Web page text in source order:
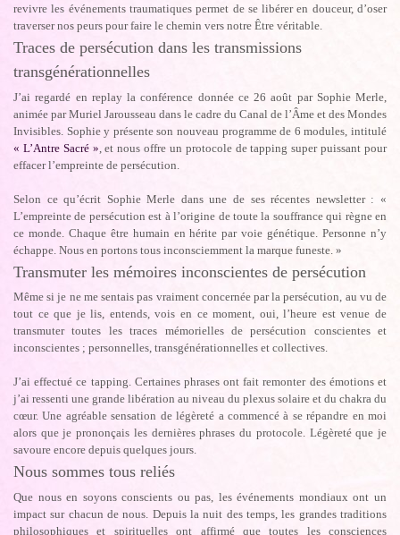
revivre les événements traumatiques permet de se libérer en douceur, d’oser
traverser nos peurs pour faire le chemin vers notre Être véritable.
Traces de persécution dans les transmissions
transgénérationnelles
J’ai regardé en replay la conférence donnée ce 26 août par Sophie Merle,
animée par Muriel Jarousseau dans le cadre du Canal de l’Âme et des Mondes
Invisibles. Sophie y présente son nouveau programme de 6 modules, intitulé
« L’Antre Sacré » , et nous offre un protocole de tapping super puissant pour
effacer l’empreinte de persécution.
Selon ce qu’écrit Sophie Merle dans une de ses récentes newsletter : «
L’empreinte de persécution est à l’origine de toute la souffrance qui règne en
ce monde. Chaque être humain en hérite par voie génétique. Personne n’y
échappe. Nous en portons tous inconsciemment la marque funeste. »
Transmuter les mémoires inconscientes de persécution
Même si je ne me sentais pas vraiment concernée par la persécution, au vu de
tout ce que je lis, entends, vois en ce moment, oui, l’heure est venue de
transmuter toutes les traces mémorielles de persécution conscientes et
inconscientes ; personnelles, transgénérationnelles et collectives.
J’ai effectué ce tapping. Certaines phrases ont fait remonter des émotions et
j’ai ressenti une grande libération au niveau du plexus solaire et du chakra du
cœur. Une agréable sensation de légèreté a commencé à se répandre en moi
alors que je prononçais les dernières phrases du protocole. Légèreté que je
savoure encore depuis quelques jours.
Nous sommes tous reliés
Que nous en soyons conscients ou pas, les événements mondiaux ont un
impact sur chacun de nous. Depuis la nuit des temps, les grandes traditions
philosophiques et spirituelles ont affirmé que toutes les consciences